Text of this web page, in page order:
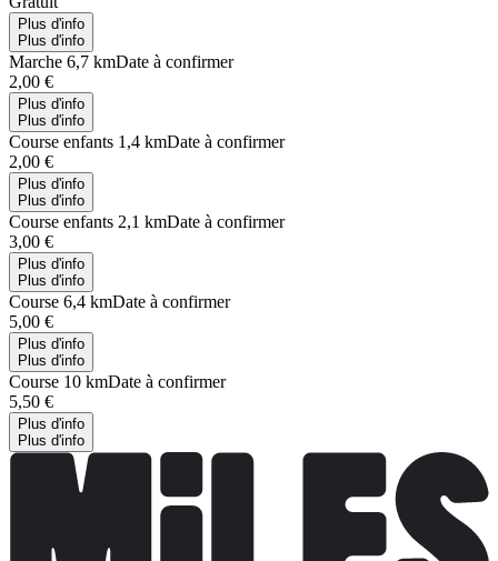
Plus d'info
Plus d'info
Marche 6,7 kmDate à confirmer
2,00 €
Plus d'info
Plus d'info
Course enfants 1,4 kmDate à confirmer
2,00 €
Plus d'info
Plus d'info
Course enfants 2,1 kmDate à confirmer
3,00 €
Plus d'info
Plus d'info
Course 6,4 kmDate à confirmer
5,00 €
Plus d'info
Plus d'info
Course 10 kmDate à confirmer
5,50 €
Plus d'info
Plus d'info